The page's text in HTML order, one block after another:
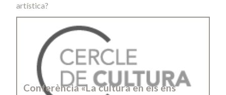
artística?
Conferència «La cultura en els ens